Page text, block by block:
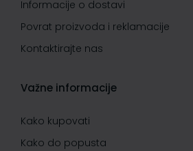
Informacije o dostavi
Povrat proizvoda i reklamacije
Kontaktirajte nas
Važne informacije
Kako kupovati
Kako do popusta